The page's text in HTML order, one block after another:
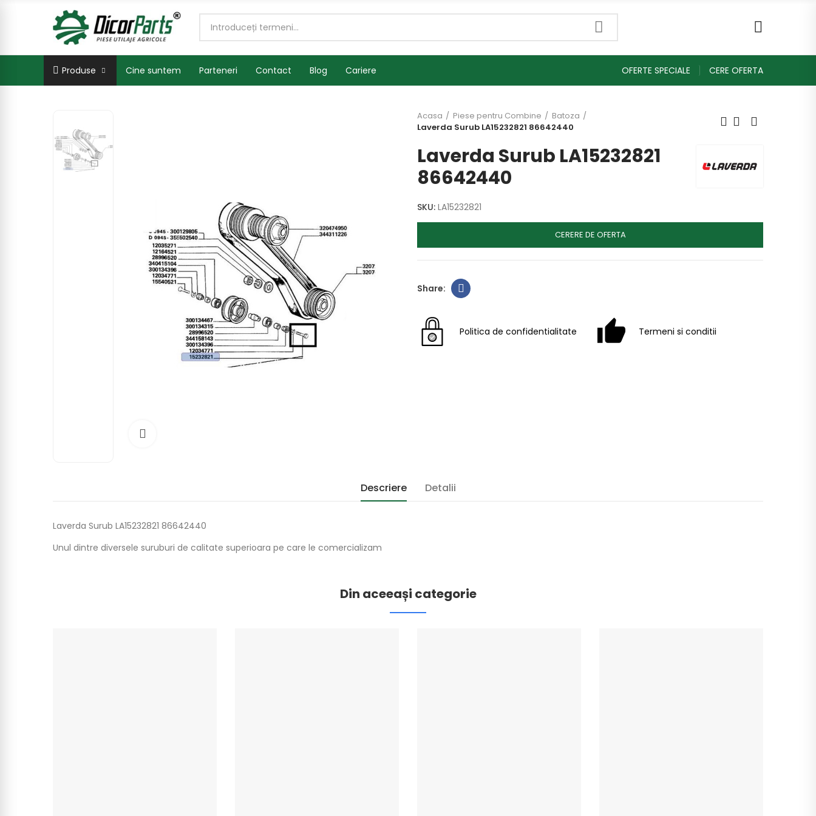
Produse Cine suntem Parteneri Contact Blog Cariere OFERTE SPECIALE CERE OFERTA
Acasa Piese pentru Combine
Batoza
Laverda Surub LA15232821 86642440
Laverda Surub LA15232821
86642440
SKU: LA15232821
CERERE DE OFERTA
Politica de confidentialitate Termeni si conditii
Descriere Detalii
Laverda Surub LA15232821 86642440
Unul dintre diversele suruburi de calitate superioara pe care le comercializam
Din aceeași categorie